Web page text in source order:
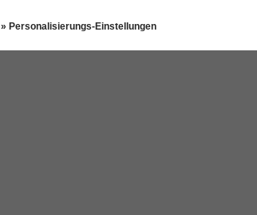
» Personalisierungs-Einstellungen